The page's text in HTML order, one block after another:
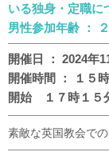
いる独身・定職に
男性参加年齢 ：
開催日 ： 2024年
開催時間 ： １５
開始 １７時１５
素敵な英国教会で